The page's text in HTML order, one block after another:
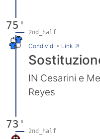
75'
2nd_half
Condividi • Link→
IN Cesarini e
Reyes
73'
2nd_half